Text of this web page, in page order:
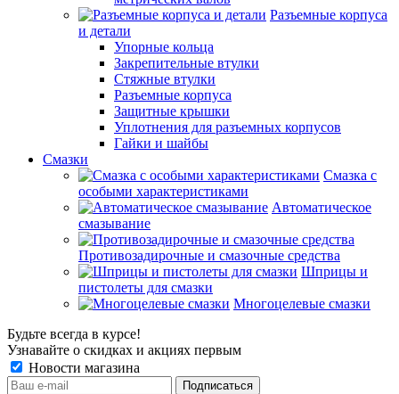
Разъемные корпуса
и детали
Упорные кольца
Закрепительные втулки
Стяжные втулки
Разъемные корпуса
Защитные крышки
Уплотнения для разъемных корпусов
Гайки и шайбы
Смазки
Смазка с
особыми характеристиками
Автоматическое
смазывание
Противозадирочные и смазочные средства
Шприцы и
пистолеты для смазки
Многоцелевые смазки
Будьте всегда в курсе!
Узнавайте о скидках и акциях первым
Новости магазина